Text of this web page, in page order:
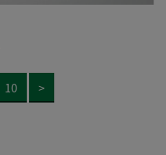
10 >